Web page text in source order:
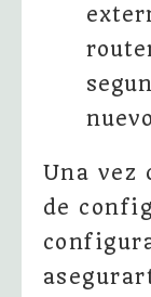
Una vez
de